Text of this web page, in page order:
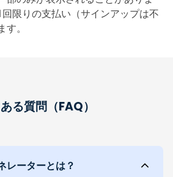
限りの支払い（サインアップは不
。
る質問（FAQ）
レーターとは？